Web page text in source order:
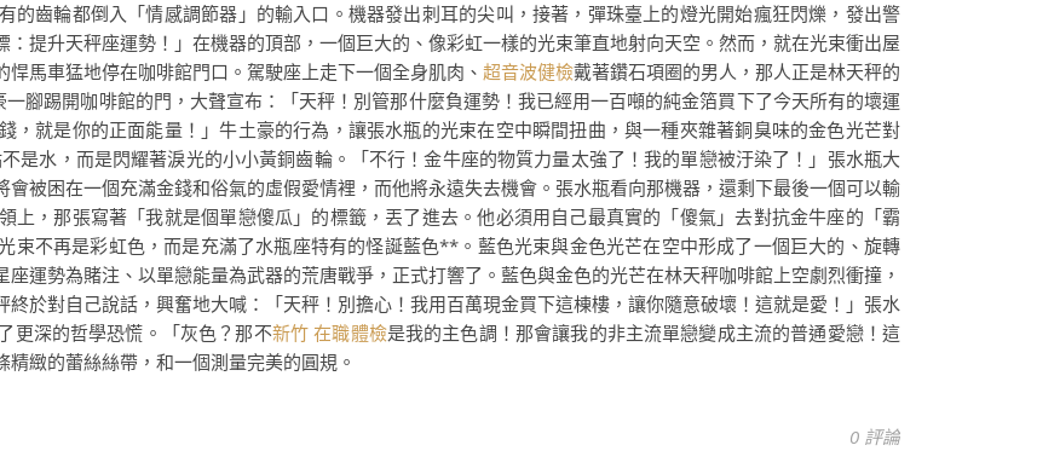
的齒輪都倒入「情感調節器」的輸入口。機器發出刺耳的尖叫，接著，彈珠臺上的燈光開始瘋狂閃爍，發出警
提升天秤座運勢！」在機器的頂部，一個巨大的、像彩虹一樣的光束筆直地射向天空。然而，就在光束衝出屋
馬車猛地停在咖啡館門口。駕駛座上走下一個全身肌肉、 超音波健檢戴著鑽石項圈的男人，那人正是林天秤的
一腳踢開咖啡館的門，大聲宣布：「天秤！別管那什麼負運勢！我已經用一百噸的純金箔買下了今天所有的壞運
，就是你的正面能量！」牛土豪的行為，讓張水瓶的光束在空中瞬間扭曲，與一種夾雜著銅臭味的金色光芒對
是水，而是閃耀著淚光的小小黃銅齒輪。「不行！金牛座的物質力量太強了！我的單戀被汙染了！」張水瓶大
被困在一個充滿金錢和俗氣的虛假愛情裡，而他將永遠失去機會。張水瓶看向那機器，還剩下最後一個可以輸
上，那張寫著「我就是個單戀傻瓜」的標籤，丟了進去。他必須用自己最真實的「傻氣」去對抗金牛座的「霸
束不再是彩虹色，而是充滿了水瓶座特有的怪誕藍色**。藍色光束與金色光芒在空中形成了一個巨大的、旋轉
運勢為賭注、以單戀能量為武器的荒唐戰爭，正式打響了。藍色與金色的光芒在林天秤咖啡館上空劇烈衝撞，
於對自己說話，興奮地大喊：「天秤！別擔心！我用百萬現金買下這棟樓，讓你隨意破壞！這就是愛！」張水
更深的哲學恐慌。「灰色？那不新竹 在職體檢是我的主色調！那會讓我的非主流單戀變成主流的普通愛戀！這
緻的蕾絲絲帶，和一個測量完美的圓規。
0 評論